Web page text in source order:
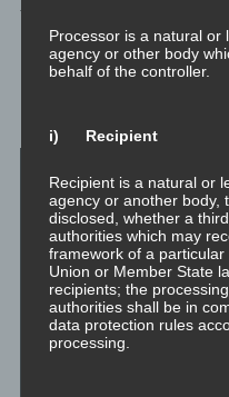
Tagen.
Meditation:
Processor is a natural or
agency or other body
behalf of the controller.
i) Recipient
Recipient is a natural or
agency or another body,
disclosed, whether a
authorities which may
framework of a
Union or Member State
recipients; the
authorities shall be in
data protection rules
processing.